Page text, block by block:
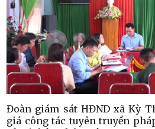
Đoàn giám sát HĐND xã Kỳ
giá công tác tuyên truyền